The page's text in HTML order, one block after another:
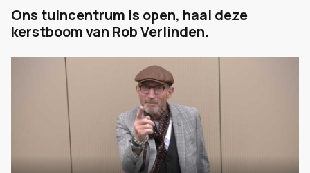
Ons tuincentrum is open, haal deze
kerstboom van Rob Verlinden.